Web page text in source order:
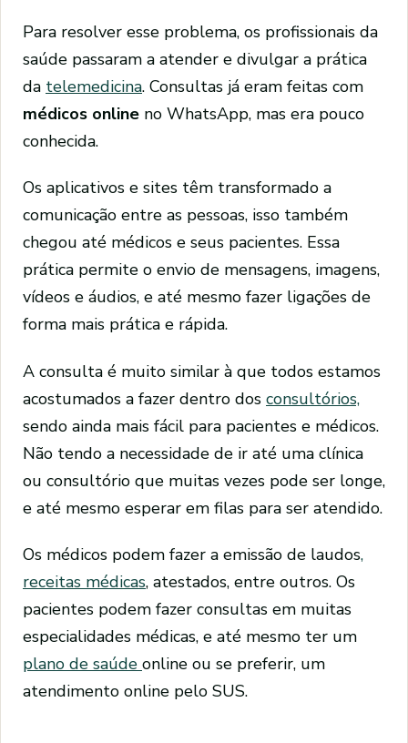
Para resolver esse problema, os profissionais da
saúde passaram a atender e divulgar a prática
da telemedicina. Consultas já eram feitas com
médicos online no WhatsApp, mas era pouco
conhecida.
Os aplicativos e sites têm transformado a
comunicação entre as pessoas, isso também
chegou até médicos e seus pacientes. Essa
prática permite o envio de mensagens, imagens,
vídeos e áudios, e até mesmo fazer ligações de
forma mais prática e rápida.
A consulta é muito similar à que todos estamos
acostumados a fazer dentro dos consultórios,
sendo ainda mais fácil para pacientes e médicos.
Não tendo a necessidade de ir até uma clínica
ou consultório que muitas vezes pode ser longe,
e até mesmo esperar em filas para ser atendido.
Os médicos podem fazer a emissão de laudos,
receitas médicas, atestados, entre outros. Os
pacientes podem fazer consultas em muitas
especialidades médicas, e até mesmo ter um
plano de saúde online ou se preferir, um
atendimento online pelo SUS.